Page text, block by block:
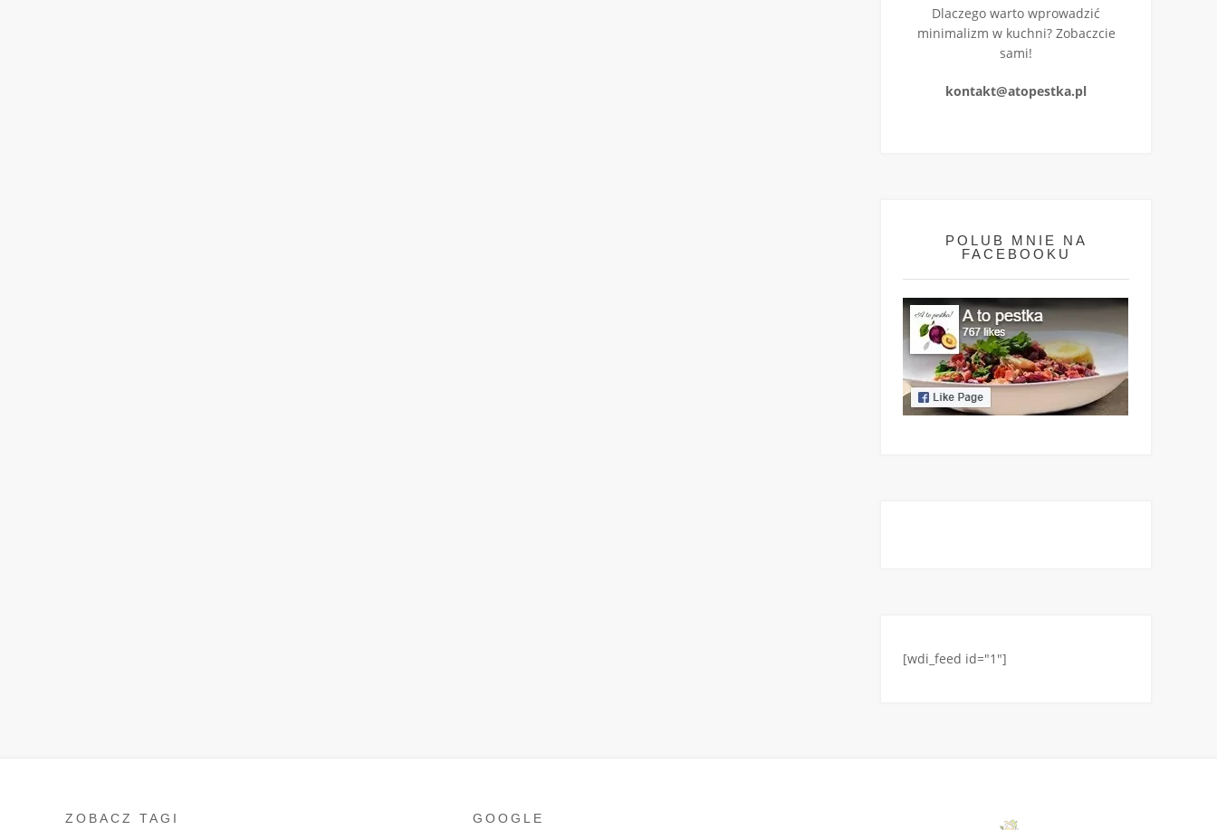
Dlaczego warto wprowadzić
minimalizm w kuchni? Zobaczcie
sami!
kontakt@atopestka.pl
POLUB MNIE NA
FACEBOOKU
[wdi_feed id="1"]
ZOBACZ TAGI GOOGLE